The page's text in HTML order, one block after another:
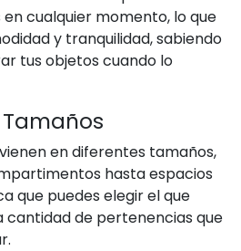
cualquier momento, lo que
y tranquilidad, sabiendo
tus objetos cuando lo
en diferentes tamaños,
hasta espacios
que puedes elegir el que
cantidad de pertenencias que